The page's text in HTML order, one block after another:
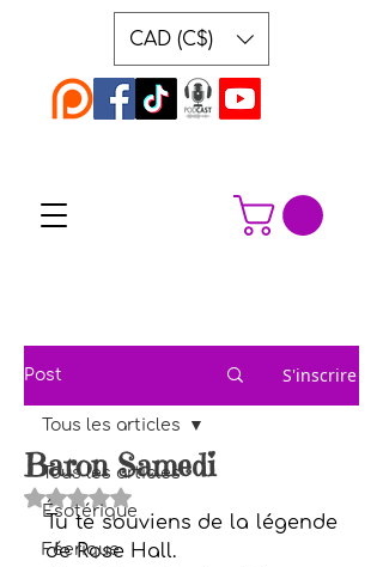
CAD (C$)
Post S'inscrire
Tous les articles
Ésotérique
Féerique
Tous les articles
Baron Samedi
Noté NaN étoiles sur 5.
Tu te souviens de la légende
de Rose Hall.